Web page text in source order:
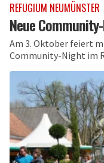
REFUGIUM NEUMÜNSTER
Neue
Am 3. Oktober feiert
Community-Night im